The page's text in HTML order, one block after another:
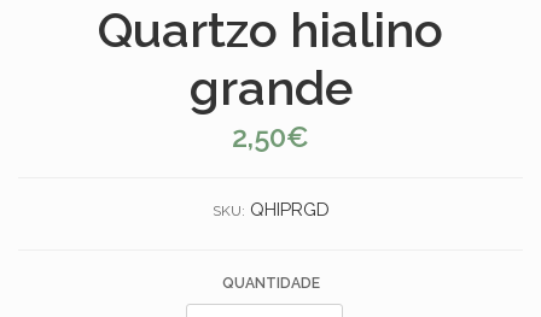
Quartzo hialino
grande
2,50€
SKU: QHIPRGD
QUANTIDADE